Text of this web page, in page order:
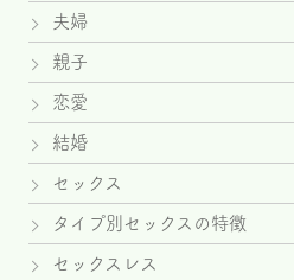
夫婦
親子
恋愛
結婚
セックス
タイプ別セックスの特徴
セックスレス